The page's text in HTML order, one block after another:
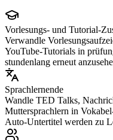
Vorlesungs- und Tutorial-
Verwandle
YouTube-Tutorials in
stundenlang erneut
Sprachlernende
Wandle TED Talks,
Muttersprachlern in
Auto-Untertitel werden zu